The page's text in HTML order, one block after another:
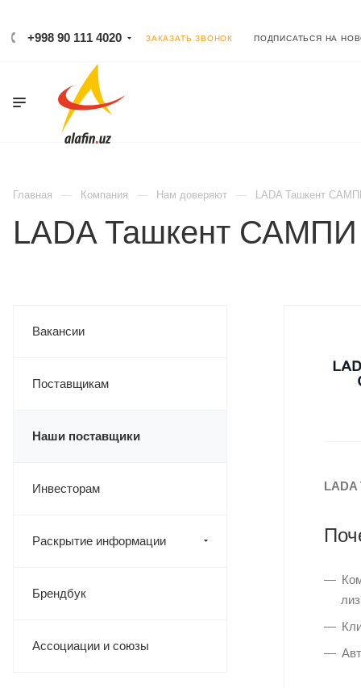
+998 90 111 4020 ЗАКАЗАТЬ ЗВОНОК ПОДПИСАТЬСЯ НА
Главная Компания Нам доверяют LADA Ташкент
LADA Ташкент САМПИ
Вакансии
Поставщикам
Наши поставщики
Инвесторам
Раскрытие информации
Брендбук
Ассоциации и союзы